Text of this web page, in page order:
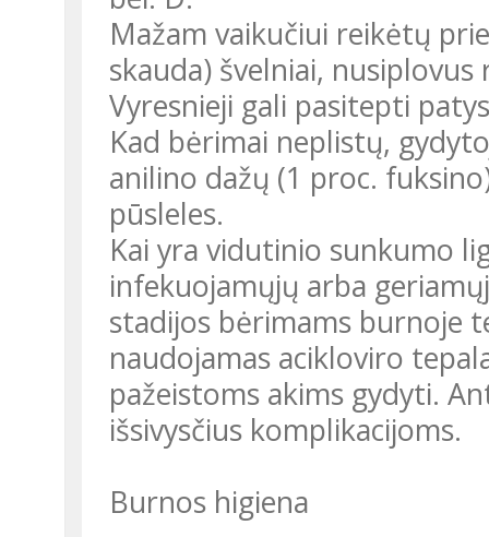
Mažam vaikučiui reikėtų
skauda) švelniai,
Vyresnieji gali pasitepti
Kad bėrimai neplistų,
anilino dažų (1 proc.
pūsleles.
Kai yra vidutinio sunkumo
infekuojamųjų arba
stadijos bėrimams burnoje
naudojamas acikloviro
pažeistoms akims gydyti.
išsivysčius komplikacijoms.
Burnos higiena